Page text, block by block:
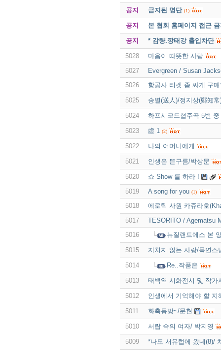
공지 금지된 명단 (1)
공지 본 협회 홈페이지 접근
공지 * 감량.깡태강 출입차단
5028
마음이 따뜻한 사람
5027
Evergreen / Susan
5026
항공사 티켓 좀 싸게 구
5025 송별(送人)/정지상(鄭知常
5024 하프시코드협주곡 5번
5023 虛 1 (2)
5022 나의 어머니에게
5021 인생은 뜬구름/박상문
5020
쇼 Show 를 하라 !
5019
A song for you (1)
5018
에로틱 사원 카쥬라호
5017
TESORITO / Agematsu
5016
뉴질랜드에소 본
5015 지치지 않는 사랑/묵연스
5014 Re..작품은
5013 태백역 시화전시 및 작가
5012 인생에서 기억해야 할 지
5011 화촉동방~/문현
5010 서랍 속의 여자/ 박지영
5009 *나도 서유럽에 왔네(8)/